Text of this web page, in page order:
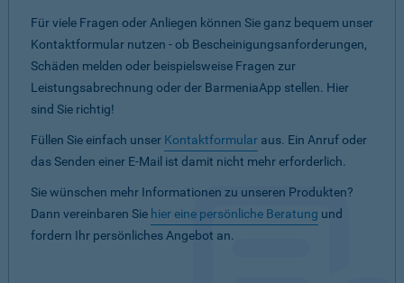
Für viele Fragen oder Anliegen können Sie ganz bequem unser
Kontaktformular nutzen - ob Bescheinigungsanforderungen,
Schäden melden oder beispielsweise Fragen zur
Leistungsabrechnung oder der BarmeniaApp stellen. Hier
sind Sie richtig!
Füllen Sie einfach unser Kontaktformular aus. Ein Anruf oder
das Senden einer E-Mail ist damit nicht mehr erforderlich.
Sie wünschen mehr Informationen zu unseren Produkten?
Dann vereinbaren Sie hier eine persönliche Beratung und
fordern Ihr persönliches Angebot an.